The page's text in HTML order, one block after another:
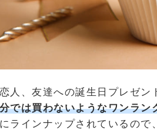
人、友達への誕生日プレゼ
では買わないようなワンラ
ラインナップされているので